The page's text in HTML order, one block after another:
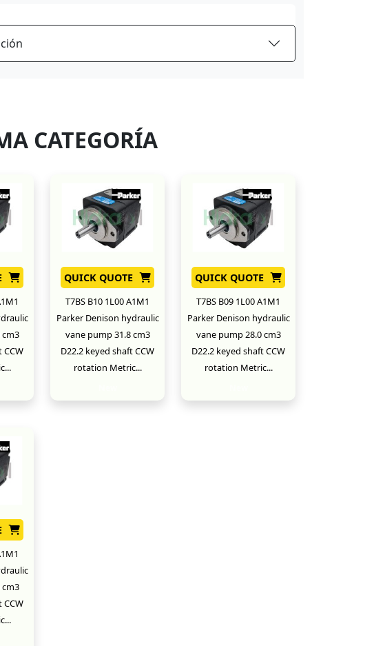
CATEGORÍA
CCW
QUICK QUOTE
T7BS B10 1L00 A1M1
Parker Denison hydraulic
vane pump 31.8 cm3
D22.2 keyed shaft CCW
rotation Metric...
QUICK QUOTE
T7BS B09 1L00 A1M1
Parker Denison hydraulic
vane pump 28.0 cm3
D22.2 keyed shaft CCW
rotation Metric...
CCW